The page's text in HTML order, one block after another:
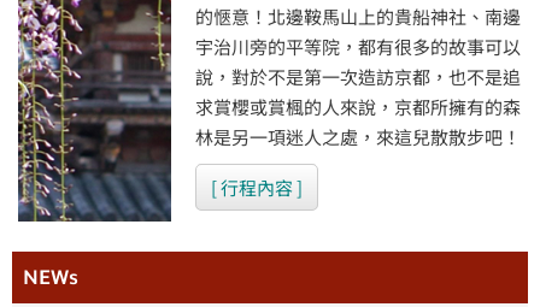
的愜意！北邊鞍馬山上的貴船神社、南邊
宇治川旁的平等院，都有很多的故事可以
說，對於不是第一次造訪京都，也不是追
求賞櫻或賞楓的人來說，京都所擁有的森
林是另一項迷人之處，來這兒散散步吧！
[ 行程內容 ]
NEWs